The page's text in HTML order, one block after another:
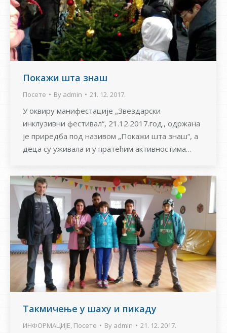
Покажи шта знаш
Посете By admin 21. 12. 2017.
У оквиру манифестације „Звездарски
инклузивни фестивал“, 21.12.2017.год., одржана
је приредба под називом „Покажи шта знаш“, а
деца су уживала и у пратећим активностима…
Такмичење у шаху и пикаду
ИНФОРМАЦИЈЕ, Посете By admin 21. 12. 2017.